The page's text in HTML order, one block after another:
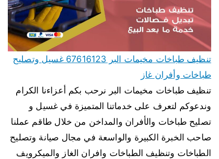
تنظيف طباخات مخيمات البر 67616123 غسيل وتصليح
طباخات وأفران غاز
تنظيف طباخات مخيمات البر نرحب بكم أعزاءنا الكرام
وندعوكم لتعرف على خدماتنا المتميزة في غسيل و
تصليح طباخات والأفران والمداخن من خلال طاقم عملنا
صاحب الخبرة الكبيرة والواسعة في مجال صيانة وتصليح
الطباخات وتنظيف الطباخات وافران الغاز والميكرويف